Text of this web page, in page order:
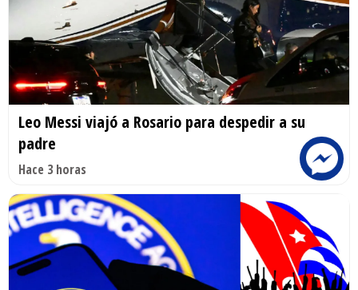
Leo Messi viajó a Rosario para despedir a su
padre
Hace 3 horas